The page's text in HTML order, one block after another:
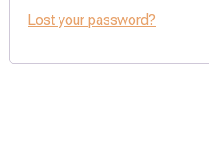
Lost your password?